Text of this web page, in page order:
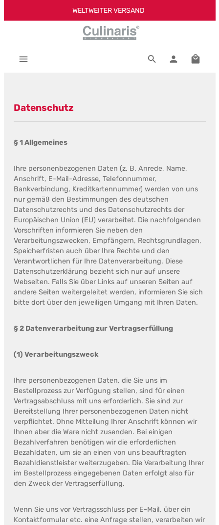
Zum Hauptinhalt springenWELTWEITER VERSAND
Datenschutz
§ 1 Allgemeines
Ihre personenbezogenen Daten (z. B. Anrede, Name,
Anschrift, E-Mail-Adresse, Telefonnummer,
Bankverbindung, Kreditkartennummer) werden von uns
nur gemäß den Bestimmungen des deutschen
Datenschutzrechts und des Datenschutzrechts der
Europäischen Union (EU) verarbeitet. Die nachfolgenden
Vorschriften informieren Sie neben den
Verarbeitungszwecken, Empfängern, Rechtsgrundlagen,
Speicherfristen auch über Ihre Rechte und den
Verantwortlichen für Ihre Datenverarbeitung. Diese
Datenschutzerklärung bezieht sich nur auf unsere
Webseiten. Falls Sie über Links auf unseren Seiten auf
andere Seiten weitergeleitet werden, informieren Sie sich
bitte dort über den jeweiligen Umgang mit Ihren Daten.
§ 2 Datenverarbeitung zur Vertragserfüllung
(1) Verarbeitungszweck
Ihre personenbezogenen Daten, die Sie uns im
Bestellprozess zur Verfügung stellen, sind für einen
Vertragsabschluss mit uns erforderlich. Sie sind zur
Bereitstellung Ihrer personenbezogenen Daten nicht
verpflichtet. Ohne Mitteilung Ihrer Anschrift können wir
Ihnen aber die Ware nicht zusenden. Bei einigen
Bezahlverfahren benötigen wir die erforderlichen
Bezahldaten, um sie an einen von uns beauftragten
Bezahldienstleister weiterzugeben. Die Verarbeitung Ihrer
im Bestellprozess eingegebenen Daten erfolgt also für
den Zweck der Vertragserfüllung.
Wenn Sie uns vor Vertragsschluss per E-Mail, über ein
Kontaktformular etc. eine Anfrage stellen, verarbeiten wir